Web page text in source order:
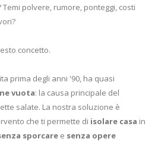
polvere, rumore, ponteggi, costi
concetto.
prima degli anni '90, ha quasi
vuota: la causa principale del
salate. La nostra soluzione è
che ti permette di isolare casa in
sporcare e senza opere